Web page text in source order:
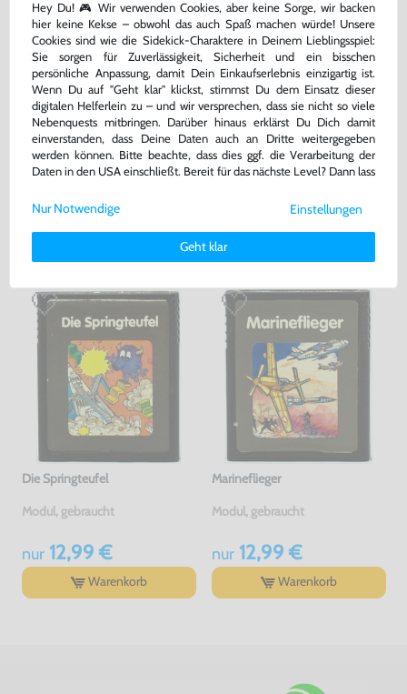
Centipede #Silverlabel
Modul, gebraucht
nur16,99 €
Warenkorb
Pac-Man #Blacklabel V1
Modul, akzeptabel, gebraucht
nur20,99 €
Warenkorb
DAS HABEN ANDERE DAZU
GEKAUFT
Die Springteufel
Modul, gebraucht
nur12,99 €
Warenkorb
Marineflieger
Modul, gebraucht
nur12,99 €
Warenkorb
Hey Du! 🎮 Wir verwenden Cookies, aber keine Sorge, wir backen
hier keine Kekse – obwohl das auch Spaß machen würde! Unsere
Cookies sind wie die Sidekick-Charaktere in Deinem Lieblingsspiel:
Sie sorgen für Zuverlässigkeit, Sicherheit und ein bisschen
persönliche Anpassung, damit Dein Einkaufserlebnis einzigartig ist.
Wenn Du auf "Geht klar" klickst, stimmst Du dem Einsatz dieser
digitalen Helferlein zu – und wir versprechen, dass sie nicht so viele
Nebenquests mitbringen. Darüber hinaus erklärst Du Dich damit
einverstanden, dass Deine Daten auch an Dritte weitergegeben
werden können. Bitte beachte, dass dies ggf. die Verarbeitung der
Daten in den USA einschließt. Bereit für das nächste Level? Dann lass
Weitere Informationen zu den von uns verwendeten Cookies und
Deinen Rechten als Nutzer findest Du in unsererDaten­schutz­
Impressum.
Einstellungen
Geht klar
Nur Notwendige